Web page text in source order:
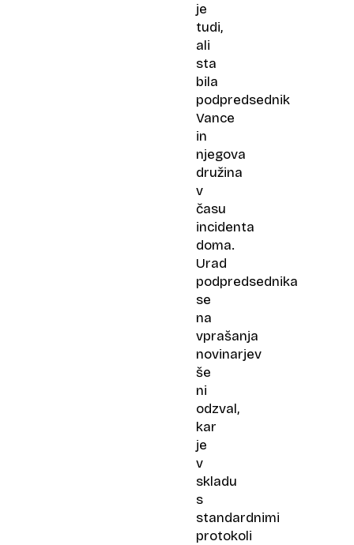
je
tudi,
ali
sta
bila
podpredsednik
Vance
in
njegova
družina
v
času
incidenta
doma.
Urad
podpredsednika
se
na
vprašanja
novinarjev
še
ni
odzval,
kar
je
v
skladu
s
standardnimi
protokoli